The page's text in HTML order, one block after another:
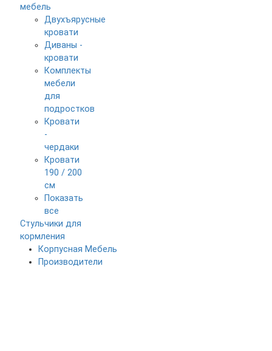
мебель
Двухъярусные
кровати
Диваны -
кровати
Комплекты
мебели
для
подростков
Кровати
-
чердаки
Кровати
190 / 200
см
Показать
все
Стульчики для
кормления
Корпусная Мебель
Производители